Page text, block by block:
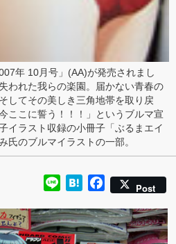
年 10月号 」(AA)が発売されまし
われた我らの楽園。届かない青春の
してその美しき三角地帯を取り戻
ここに誓う！！！」という ブルマ宣
イラスト収録の小冊子「ぶるまエイ
氏のブルマイラストの一部。
Line HatenaFacebook
Post